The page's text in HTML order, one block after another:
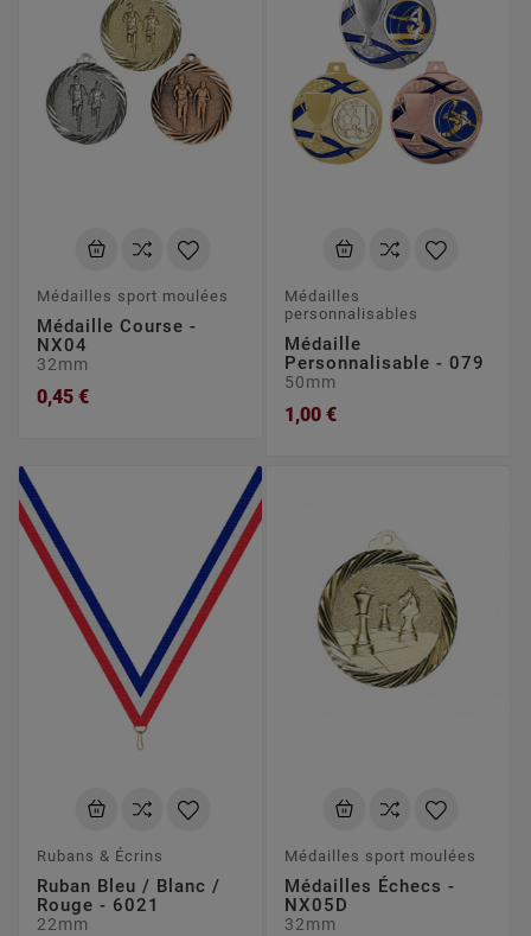
Médailles sport moulées
Médaille Course -
NX04
32mm
0,45 €
Médailles
personnalisables
Médaille
Personnalisable - 079
50mm
1,00 €
Rubans & Écrins
Ruban Bleu / Blanc /
Rouge - 6021
22mm
Médailles sport moulées
Médailles Échecs -
NX05D
32mm